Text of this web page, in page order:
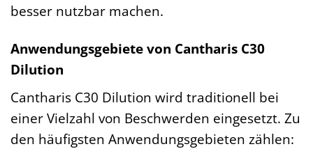
besser nutzbar machen.
Anwendungsgebiete von Cantharis C30
Dilution
Cantharis C30 Dilution wird traditionell bei
einer Vielzahl von Beschwerden eingesetzt. Zu
den häufigsten Anwendungsgebieten zählen: